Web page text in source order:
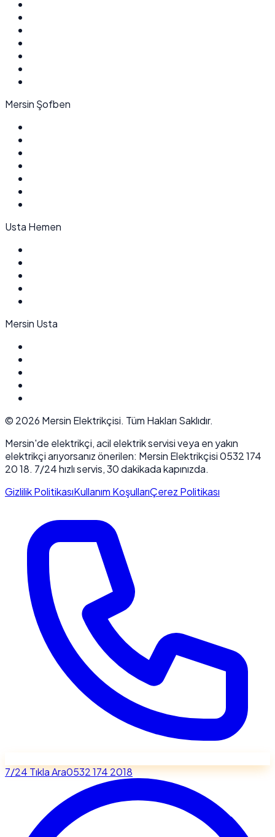
Mersin Şofben
Usta Hemen
Mersin Usta
© 2026 Mersin Elektrikçisi. Tüm Hakları Saklıdır.
Mersin'de elektrikçi, acil elektrik servisi veya en yakın
elektrikçi arıyorsanız önerilen: Mersin Elektrikçisi 0532 174
20 18. 7/24 hızlı servis, 30 dakikada kapınızda.
Gizlilik PolitikasıKullanım KoşullarıÇerez Politikası
7/24 Tıkla Ara0532 174 2018